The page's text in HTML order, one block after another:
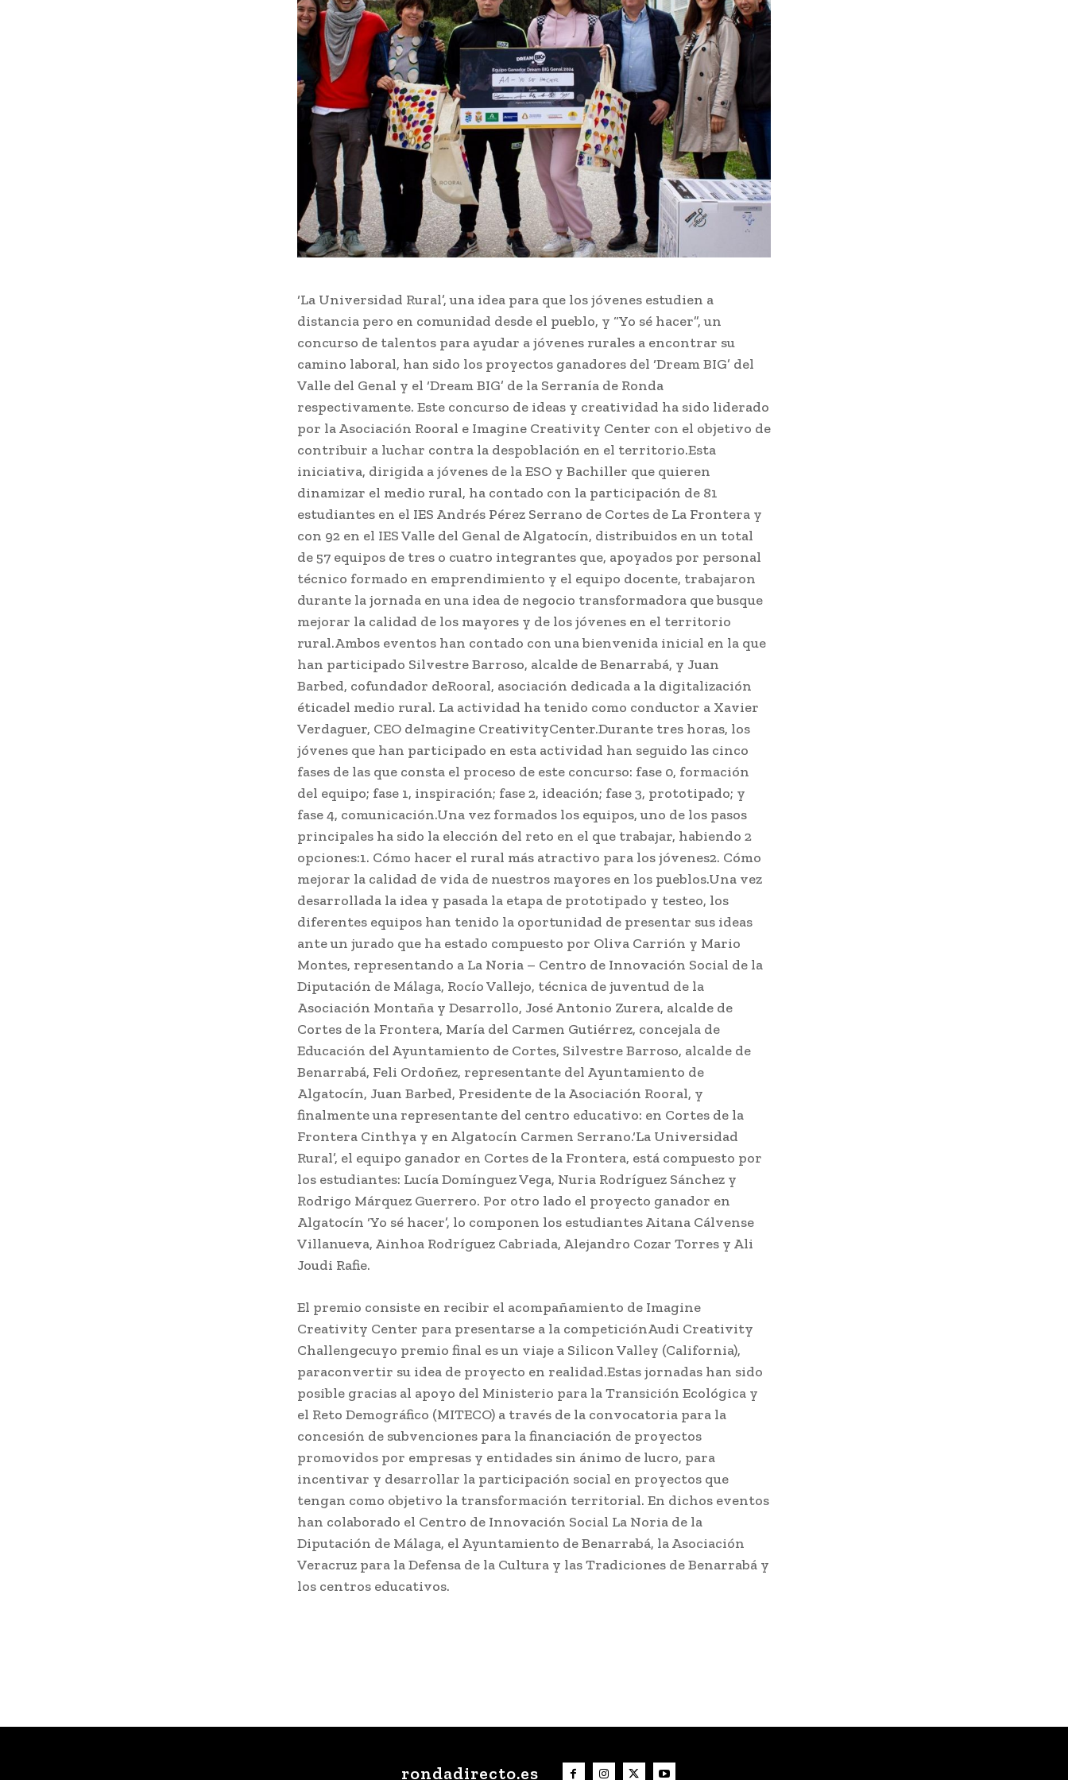
‘La Universidad Rural’, una idea para que los jóvenes estudien a
distancia pero en comunidad desde el pueblo, y “Yo sé hacer”, un
concurso de talentos para ayudar a jóvenes rurales a encontrar su
camino laboral, han sido los proyectos ganadores del ‘Dream BIG’ del
Valle del Genal y el ‘Dream BIG’ de la Serranía de Ronda
respectivamente. Este concurso de ideas y creatividad ha sido liderado
por la Asociación Rooral e Imagine Creativity Center con el objetivo de
contribuir a luchar contra la despoblación en el territorio.Esta
iniciativa, dirigida a jóvenes de la ESO y Bachiller que quieren
dinamizar el medio rural, ha contado con la participación de 81
estudiantes en el IES Andrés Pérez Serrano de Cortes de La Frontera y
con 92 en el IES Valle del Genal de Algatocín, distribuidos en un total
de 57 equipos de tres o cuatro integrantes que, apoyados por personal
técnico formado en emprendimiento y el equipo docente, trabajaron
durante la jornada en una idea de negocio transformadora que busque
mejorar la calidad de los mayores y de los jóvenes en el territorio
rural.Ambos eventos han contado con una bienvenida inicial en la que
han participado Silvestre Barroso, alcalde de Benarrabá, y Juan
Barbed, cofundador deRooral, asociación dedicada a la digitalización
éticadel medio rural. La actividad ha tenido como conductor a Xavier
Verdaguer, CEO deImagine CreativityCenter.Durante tres horas, los
jóvenes que han participado en esta actividad han seguido las cinco
fases de las que consta el proceso de este concurso: fase 0, formación
del equipo; fase 1, inspiración; fase 2, ideación; fase 3, prototipado; y
fase 4, comunicación.Una vez formados los equipos, uno de los pasos
principales ha sido la elección del reto en el que trabajar, habiendo 2
opciones:1. Cómo hacer el rural más atractivo para los jóvenes2. Cómo
mejorar la calidad de vida de nuestros mayores en los pueblos.Una vez
desarrollada la idea y pasada la etapa de prototipado y testeo, los
diferentes equipos han tenido la oportunidad de presentar sus ideas
ante un jurado que ha estado compuesto por Oliva Carrión y Mario
Montes, representando a La Noria – Centro de Innovación Social de la
Diputación de Málaga, Rocío Vallejo, técnica de juventud de la
Asociación Montaña y Desarrollo, José Antonio Zurera, alcalde de
Cortes de la Frontera, María del Carmen Gutiérrez, concejala de
Educación del Ayuntamiento de Cortes, Silvestre Barroso, alcalde de
Benarrabá, Feli Ordoñez, representante del Ayuntamiento de
Algatocín, Juan Barbed, Presidente de la Asociación Rooral, y
finalmente una representante del centro educativo: en Cortes de la
Frontera Cinthya y en Algatocín Carmen Serrano.‘La Universidad
Rural’, el equipo ganador en Cortes de la Frontera, está compuesto por
los estudiantes: Lucía Domínguez Vega, Nuria Rodríguez Sánchez y
Rodrigo Márquez Guerrero. Por otro lado el proyecto ganador en
Algatocín ‘Yo sé hacer’, lo componen los estudiantes Aitana Cálvense
Villanueva, Ainhoa Rodríguez Cabriada, Alejandro Cozar Torres y Ali
Joudi Rafie.
El premio consiste en recibir el acompañamiento de Imagine
Creativity Center para presentarse a la competiciónAudi Creativity
Challengecuyo premio final es un viaje a Silicon Valley (California),
paraconvertir su idea de proyecto en realidad.Estas jornadas han sido
posible gracias al apoyo del Ministerio para la Transición Ecológica y
el Reto Demográfico (MITECO) a través de la convocatoria para la
concesión de subvenciones para la financiación de proyectos
promovidos por empresas y entidades sin ánimo de lucro, para
incentivar y desarrollar la participación social en proyectos que
tengan como objetivo la transformación territorial. En dichos eventos
han colaborado el Centro de Innovación Social La Noria de la
Diputación de Málaga, el Ayuntamiento de Benarrabá, la Asociación
Veracruz para la Defensa de la Cultura y las Tradiciones de Benarrabá y
los centros educativos.
rondadirecto.es